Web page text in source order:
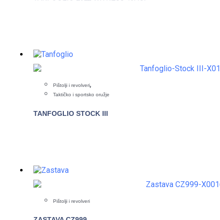
Pištolji i revolveri,
Taktičko i sportsko oružje
TANFOGLIO STOCK III
Pištolji i revolveri